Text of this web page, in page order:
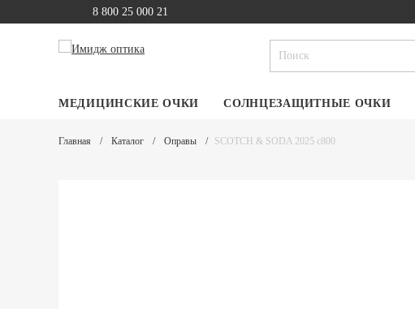
8 800 25 000 21
МЕДИЦИНСКИЕ ОЧКИ СОЛНЦЕЗАЩИТНЫЕ ОЧКИ
Главная Каталог Оправы SCOTCH & SODA 2025 c800